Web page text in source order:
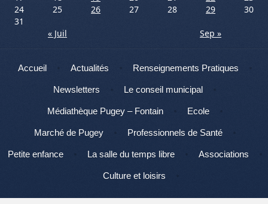
24
25 26 27 28 29
30
31
« Juil
Sep »
Menu
Aller au contenu
Accueil Actualités Renseignements Pratiques
Newsletters Le conseil municipal
Médiathèque Pugey – Fontain Ecole
Marché de Pugey Professionnels de Santé
Petite enfance La salle du temps libre Associations
Culture et loisirs